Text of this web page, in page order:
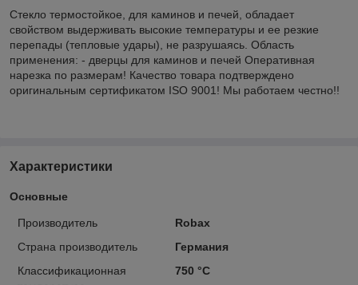
Стекло термостойкое, для каминов и печей, обладает
свойством выдерживать высокие температуры и ее резкие
перепады (тепловые удары), не разрушаясь. Область
применения: - дверцы для каминов и печей Оперативная
нарезка по размерам! Качество товара подтверждено
оригинальным сертификатом ISO 9001! Мы работаем честно!!
Характеристики
Основные
Производитель
Robax
Страна производитель
Германия
Классификационная
750 °С